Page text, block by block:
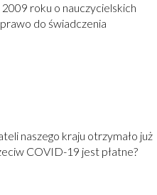
roku o nauczycielskich
do świadczenia
naszego kraju otrzymało już
COVID-19 jest płatne?